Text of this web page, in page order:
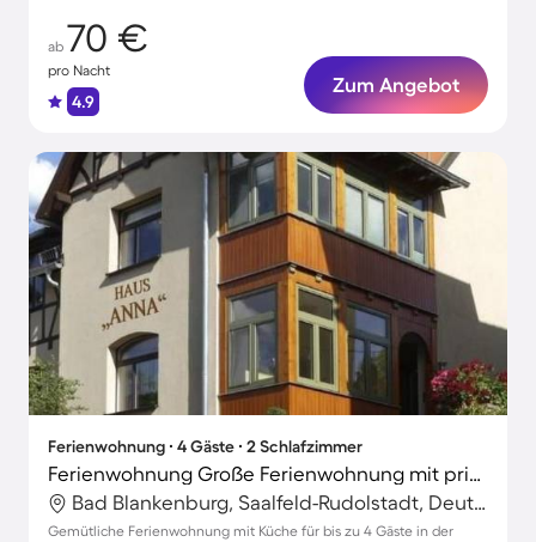
ab 70 €
pro Nacht
4.9
Zum Angebot
Ferienwohnung ∙ 4 Gäste ∙ 2 Schlafzimmer
Ferienwohnung Große Ferienwohnung mit privater Terrasse
Bad Blankenburg, Saalfeld-Rudolstadt, Deutschland
Gemütliche Ferienwohnung mit Küche für bis zu 4 Gäste in der